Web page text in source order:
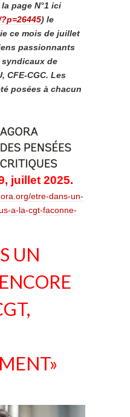
page N°1 ici
) le
ce mois de juillet
passionnants
de
CFE-CGC. Les
posées à chacun
juillet 2025.
etre-dans-un-
a-la-cgt-faconne-
UN